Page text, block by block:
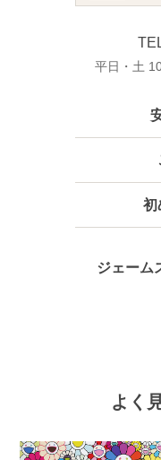
平日・土
初
ジェーム
よく